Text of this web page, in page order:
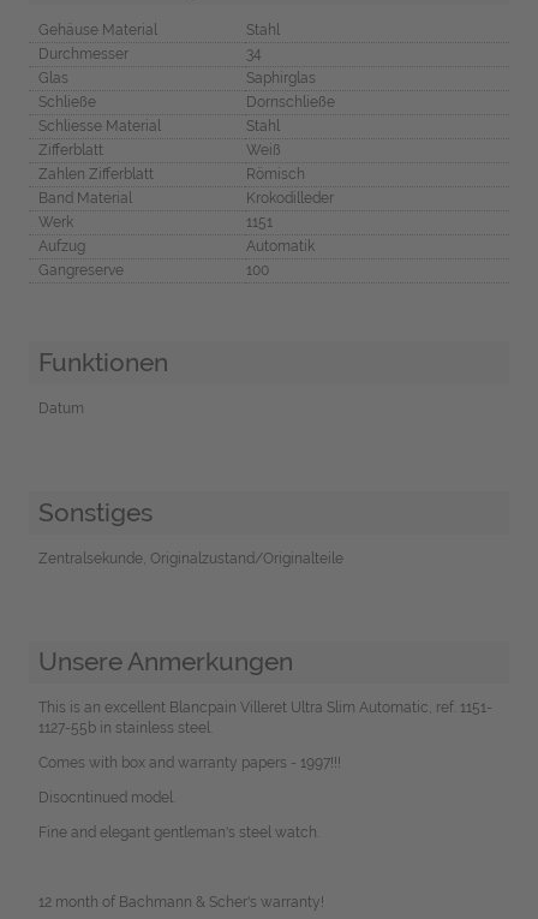
Gehäuse Material
Stahl
Durchmesser
34
Glas
Saphirglas
Schließe
Dornschließe
Schliesse Material
Stahl
Zifferblatt
Weiß
Zahlen Zifferblatt
Römisch
Band Material
Krokodilleder
Werk
1151
Aufzug
Automatik
Gangreserve
100
Funktionen
Datum
Sonstiges
Zentralsekunde, Originalzustand/Originalteile
Unsere Anmerkungen
This is an excellent Blancpain Villeret Ultra Slim Automatic, ref. 1151-
1127-55b in stainless steel.
Comes with box and warranty papers - 1997!!!
Disocntinued model.
Fine and elegant gentleman's steel watch.
12 month of Bachmann & Scher's warranty!